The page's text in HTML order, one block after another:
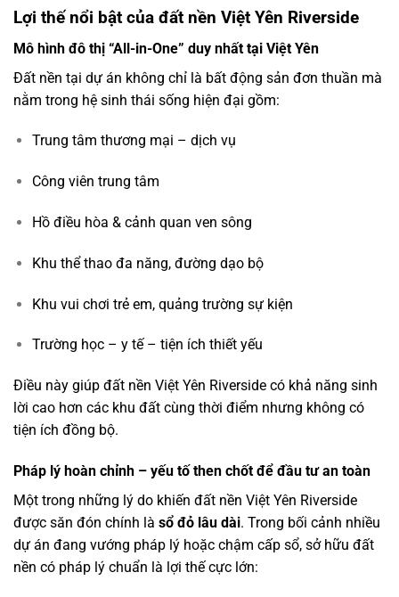
Lợi thế nổi bật của đất nền Việt Yên Riverside
Mô hình đô thị “All-in-One” duy nhất tại Việt Yên
Đất nền tại dự án không chỉ là bất động sản đơn thuần mà
nằm trong hệ sinh thái sống hiện đại gồm:
Trung tâm thương mại – dịch vụ
Công viên trung tâm
Hồ điều hòa & cảnh quan ven sông
Khu thể thao đa năng, đường dạo bộ
Khu vui chơi trẻ em, quảng trường sự kiện
Trường học – y tế – tiện ích thiết yếu
Điều này giúp đất nền Việt Yên Riverside có khả năng sinh
lời cao hơn các khu đất cùng thời điểm nhưng không có
tiện ích đồng bộ.
Pháp lý hoàn chỉnh – yếu tố then chốt để đầu tư an toàn
Một trong những lý do khiến đất nền Việt Yên Riverside
được săn đón chính là sổ đỏ lâu dài. Trong bối cảnh nhiều
dự án đang vướng pháp lý hoặc chậm cấp sổ, sở hữu đất
nền có pháp lý chuẩn là lợi thế cực lớn: